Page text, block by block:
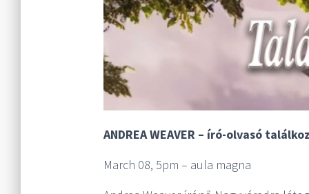
ANDREA WEAVER – író-olvasó
March 08, 5pm – aula magna